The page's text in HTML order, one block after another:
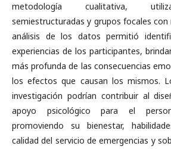
metodología cualitativa,
semiestructuradas y grupos focales
análisis de los datos permitió
experiencias de los participantes,
más profunda de las consecuencias
los efectos que causan los mismos.
investigación podrían contribuir al
apoyo psicológico para el
promoviendo su bienestar,
calidad del servicio de emergencias y